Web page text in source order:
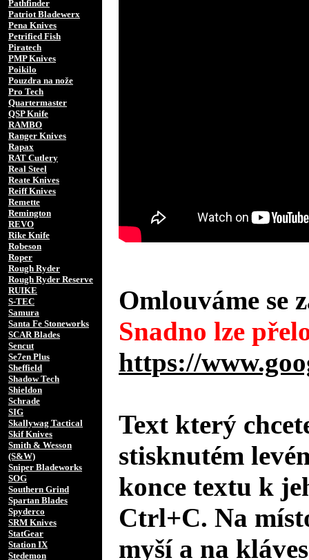
Pathfinder
Patriot Bladewerx
Pena Knives
Petrified Fish
Piratech
PMP Knives
Poikilo
Pouzdra na nože
Pro Tech
Quartermaster
QSP Knife
RAMBO
Ranger Knives
Rapax
RAT Cutlery
Real Steel
Reate Knives
Reiff Knives
Remette
Remington
REVO
Rike Knife
Robeson
Roper
Rough Ryder
Rough Ryder Reserve
RUIKE
S-TEC
Samura
Santa Fe Stoneworks
SCAR Blades
Sencut
Se7en Plus
Sheffield
Shadow Tech
Shieldon
Schrade
SIG
Skallywag Tactical
Skif Knives
Smith & Wesson
(S&W)
Sniper Bladeworks
SOG
Southern Grind
Spartan Blades
Spyderco
SRM Knives
StatGear
Station IX
Stedemon
Omlouváme se
Snadno lze
https://
Text který
stisknutém
konce textu k
Ctrl+C. Na
myší a na